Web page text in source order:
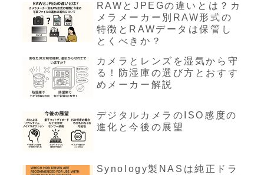
RAWとJPEGの違いとは？カ
メラメーカー別RAW形式の
特徴とRAWデータは保管し
とくべきか？
カメラとレンズを湿気から守
る！防湿庫の選び方とおすす
めメーカー解説
デジタルカメラのISO感度の
進化と今後の展望
Synology製NASは純正ドラ